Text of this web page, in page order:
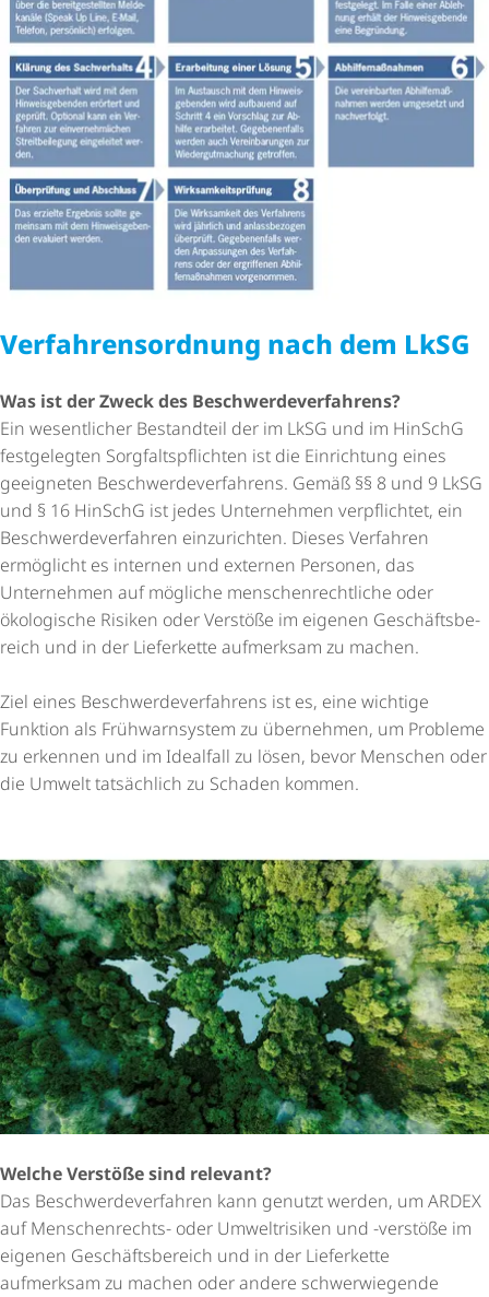
Verfah­rens­ord­nung nach dem LkSG
Was ist der Zweck des Beschwer­de­ver­fah­rens?
Ein wesentlicher Bestandteil der im LkSG und im HinSchG
festgelegten Sorg­falts­pflichten ist die Einrichtung eines
geeigneten Beschwer­de­ver­fah­rens. Gemäß §§ 8 und 9 LkSG
und § 16 HinSchG ist jedes Unternehmen verpflichtet, ein
Beschwer­de­ver­fahren einzurichten. Dieses Verfahren
ermöglicht es internen und externen Personen, das
Unternehmen auf mögliche menschen­recht­liche oder
ökologische Risiken oder Verstöße im eigenen Geschäfts­be­
reich und in der Lieferkette aufmerksam zu machen.
Ziel eines Beschwer­de­ver­fah­rens ist es, eine wichtige
Funktion als Frühwarnsystem zu übernehmen, um Probleme
zu erkennen und im Idealfall zu lösen, bevor Menschen oder
die Umwelt tatsächlich zu Schaden kommen.
Welche Verstöße sind relevant?
Das Beschwer­de­ver­fahren kann genutzt werden, um ARDEX
auf Menschenrechts- oder Umweltrisiken und -verstöße im
eigenen Geschäfts­be­reich und in der Lieferkette
aufmerksam zu machen oder andere schwerwiegende